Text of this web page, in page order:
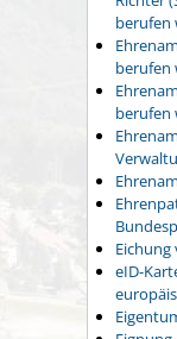
berufen
berufen
berufen
eID-